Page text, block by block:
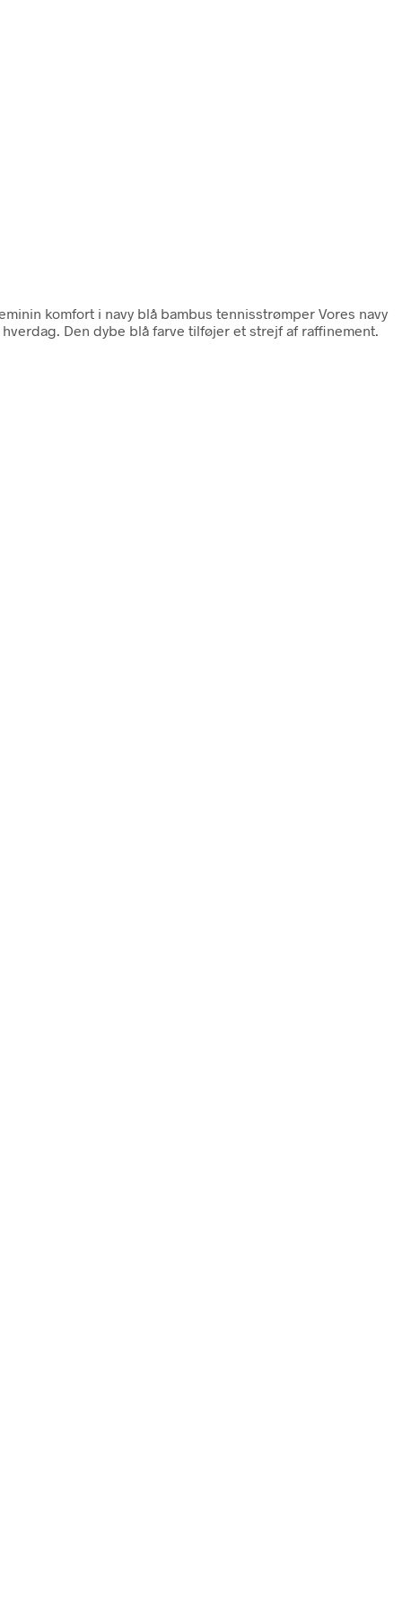
komfort i navy blå bambus tennisstrømper Vores navy
Den dybe blå farve tilføjer et strejf af raffinement.